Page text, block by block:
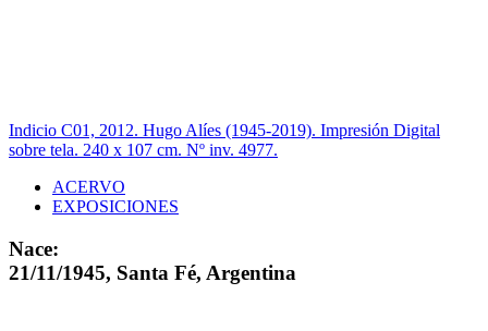
Indicio C01, 2012. Hugo Alíes (1945-2019). Impresión Digital
sobre tela. 240 x 107 cm. Nº inv. 4977.
ACERVO
EXPOSICIONES
Nace:
21/11/1945, Santa Fé, Argentina